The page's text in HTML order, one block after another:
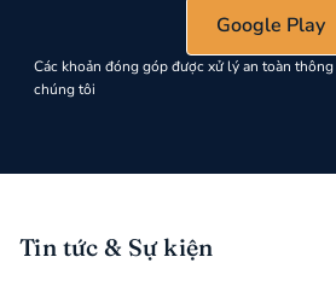
Google Play
Các khoản đóng góp được xử lý an toàn
chúng tôi
Tin tức & Sự kiện